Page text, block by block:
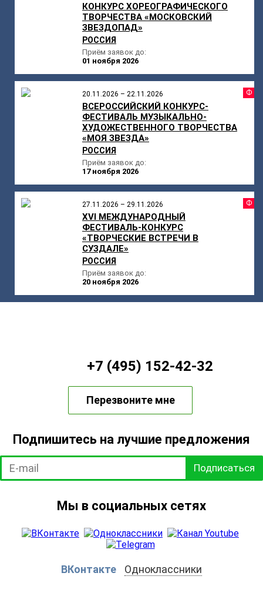
КОНКУРС ХОРЕОГРАФИЧЕСКОГО
ТВОРЧЕСТВА «МОСКОВСКИЙ
ЗВЕЗДОПАД»
РОССИЯ
Приём заявок до:
01 ноября 2026
20.11.2026 – 22.11.2026
ВСЕРОССИЙСКИЙ КОНКУРС-
ФЕСТИВАЛЬ МУЗЫКАЛЬНО-
ХУДОЖЕСТВЕННОГО ТВОРЧЕСТВА
«МОЯ ЗВЕЗДА»
РОССИЯ
Приём заявок до:
17 ноября 2026
27.11.2026 – 29.11.2026
XVI МЕЖДУНАРОДНЫЙ
ФЕСТИВАЛЬ-КОНКУРС
«ТВОРЧЕСКИЕ ВСТРЕЧИ В
СУЗДАЛЕ»
РОССИЯ
Приём заявок до:
20 ноября 2026
+7 (495) 152-42-32
Перезвоните мне
Подпишитесь на лучшие предложения
Подписаться
Мы в социальных сетях
ВКонтакте Одноклассники